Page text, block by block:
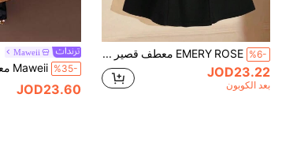
%6- EMERY ROSE معطف قصير بخصر مشده وأزرار مزدوجة للمقاسات الكبيرة ، ملابس السباحة الجديدة لفصلي الخريف والشتاء
JOD23.22
بعد الكوبون
Maweii
%35-
JOD23.60